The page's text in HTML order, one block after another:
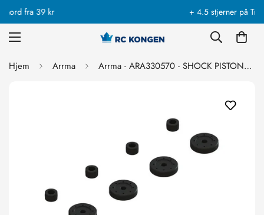
Hjem Arrma Arrma - ARA330570 - SHOCK PISTONS & CARTRIDGE SPACERS (4 SHOCKS)